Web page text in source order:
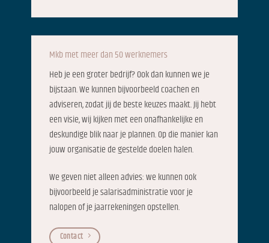
Mkb met meer dan 50 werknemers
Heb je een groter bedrijf? Ook dan kunnen we je
bijstaan. We kunnen bijvoorbeeld coachen en
adviseren, zodat jij de beste keuzes maakt. Jij hebt
een visie, wij kijken met een onafhankelijke en
deskundige blik naar je plannen. Op die manier kan
jouw organisatie de gestelde doelen halen.
We geven niet alleen advies: we kunnen ook
bijvoorbeeld je salarisadministratie voor je
nalopen of je jaarrekeningen opstellen.
Contact